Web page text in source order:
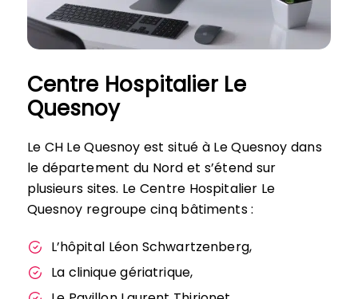
Centre Hospitalier Le
Quesnoy
Le CH Le Quesnoy est situé à Le Quesnoy dans
le département du Nord et s’étend sur
plusieurs sites. Le Centre Hospitalier Le
Quesnoy regroupe cinq bâtiments :
L’hôpital Léon Schwartzenberg,
La clinique gériatrique,